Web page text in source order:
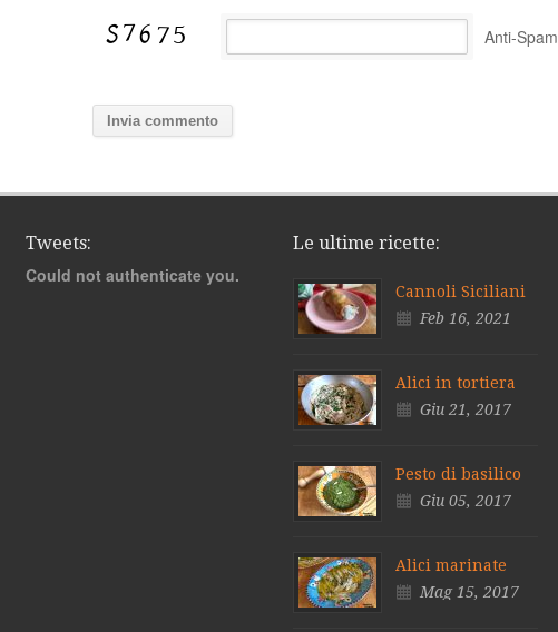
Anti-Spam
Tweets:
Could not authenticate you.
Le ultime ricette:
Cannoli Siciliani
Feb 16, 2021
Alici in tortiera
Giu 21, 2017
Pesto di basilico
Giu 05, 2017
Alici marinate
Mag 15, 2017